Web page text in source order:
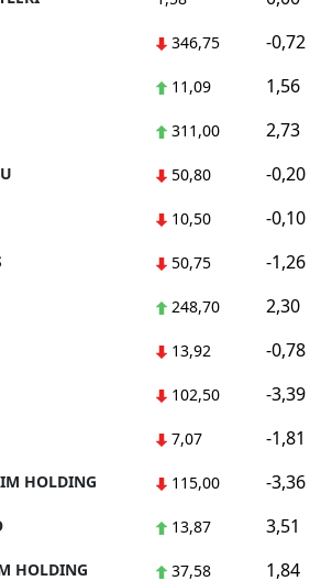
346,75 -0,72
11,09 1,56
311,00 2,73
50,80 -0,20
10,50 -0,10
50,75 -1,26
248,70 2,30
13,92 -0,78
102,50 -3,39
7,07 -1,81
HOLDING 115,00 -3,36
13,87 3,51
HOLDING 37,58 1,84